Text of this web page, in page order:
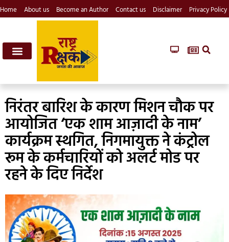
Home About us Become an Author Contact us Disclaimer Privacy Policy
निरंतर बारिश के कारण मिशन चौक पर
आयोजित ‘एक शाम आज़ादी के नाम’
कार्यक्रम स्थगित, निगमायुक्त ने कंट्रोल
रूम के कर्मचारियों को अलर्ट मोड पर
रहने के दिए निर्देश